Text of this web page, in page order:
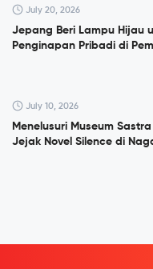
July 20, 2026
Jepang Beri Lampu Hijau
Penginapan Pribadi di
July 10, 2026
Menelusuri Museum
Jejak Novel Silence di